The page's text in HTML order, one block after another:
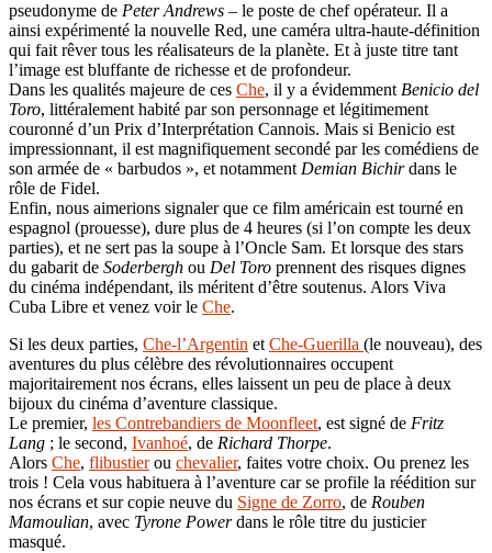
pseudonyme de Peter Andrews – le poste de chef opérateur. Il a
ainsi expérimenté la nouvelle Red, une caméra ultra-haute-définition
qui fait rêver tous les réalisateurs de la planète. Et à juste titre tant
l’image est bluffante de richesse et de profondeur.
Dans les qualités majeure de ces Che, il y a évidemment Benicio del
Toro, littéralement habité par son personnage et légitimement
couronné d’un Prix d’Interprétation Cannois. Mais si Benicio est
impressionnant, il est magnifiquement secondé par les comédiens de
son armée de « barbudos », et notamment Demian Bichirdans le
rôle de Fidel.
Enfin, nous aimerions signaler que ce film américain est tourné en
espagnol (prouesse), dure plus de 4 heures (si l’on compte les deux
parties), et ne sert pas la soupe à l’Oncle Sam. Et lorsque des stars
du gabarit de Soderbergh ou Del Toro prennent des risques dignes
du cinéma indépendant, ils méritent d’être soutenus. Alors Viva
Cuba Libre et venez voir le Che.
Si les deux parties, Che-l’Argentin et Che-Guerilla (le nouveau), des
aventures du plus célèbre des révolutionnaires occupent
majoritairement nos écrans, elles laissent un peu de place à deux
bijoux du cinéma d’aventure classique.
Le premier, les Contrebandiers de Moonfleet, est signé de Fritz
Lang ; le second, Ivanhoé, de Richard Thorpe.
Alors Che, flibustierou chevalier, faites votre choix. Ou prenez les
trois ! Cela vous habituera à l’aventure car se profile la réédition sur
nos écrans et sur copie neuve du Signe de Zorro, de Rouben
Mamoulian, avec Tyrone Powerdans le rôle titre du justicier
masqué.